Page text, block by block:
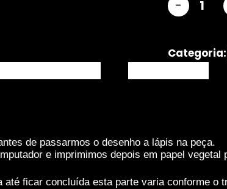
de
Falcon
Categoria:
de passarmos o desenho a lápis na peça.
e imprimimos depois em papel vegetal
ficar concluída esta parte varia conforme o